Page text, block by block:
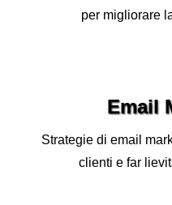
per migliorare
Email
Strategie di email
clienti e far